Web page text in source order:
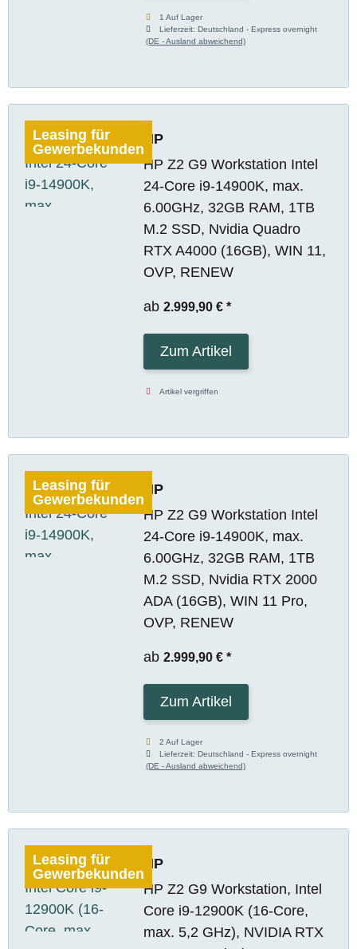
1 Auf Lager
Lieferzeit:Deutschland - Express overnight
(DE - Ausland abweichend)
Leasing für
Gewerbekunden
HP
HP Z2 G9 Workstation Intel
24-Core i9-14900K, max.
6.00GHz, 32GB RAM, 1TB
M.2 SSD, Nvidia Quadro
RTX A4000 (16GB), WIN 11,
OVP, RENEW
ab 2.999,90 € *
Zum Artikel
Artikel vergriffen
Leasing für
Gewerbekunden
HP
HP Z2 G9 Workstation Intel
24-Core i9-14900K, max.
6.00GHz, 32GB RAM, 1TB
M.2 SSD, Nvidia RTX 2000
ADA (16GB), WIN 11 Pro,
OVP, RENEW
ab 2.999,90 € *
Zum Artikel
2 Auf Lager
Lieferzeit:Deutschland - Express overnight
(DE - Ausland abweichend)
Leasing für
Gewerbekunden
HP
HP Z2 G9 Workstation, Intel
Core i9-12900K (16-Core,
max. 5,2 GHz), NVIDIA RTX